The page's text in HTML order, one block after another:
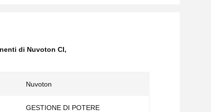
di Nuvoton CI,
Nuvoton
GESTIONE DI POTERE